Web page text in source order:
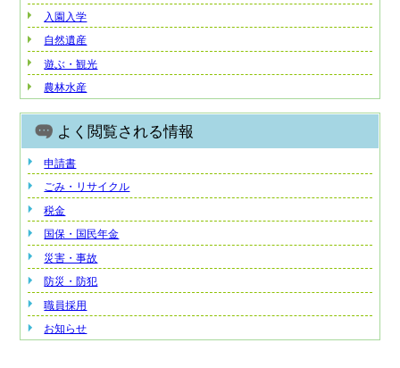
入園入学
自然遺産
遊ぶ・観光
農林水産
よく閲覧される情報
申請書
ごみ・リサイクル
税金
国保・国民年金
災害・事故
防災・防犯
職員採用
お知らせ